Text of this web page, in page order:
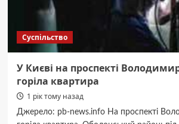
коштів
на
ЗСУ
(ВІДЕО)
Суспільство
У Києві на проспекті
горіла квартира
1 рік тому назад
Джерело: pb-news.info На проспекті